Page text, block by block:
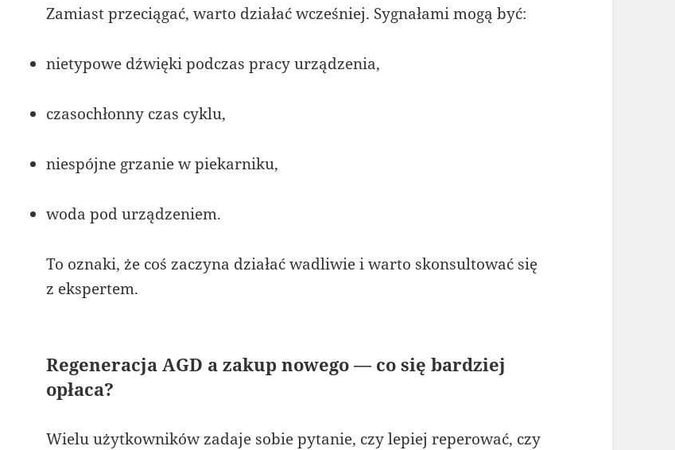
Zamiast przeciągać, warto działać wcześniej. Sygnałami mogą być:
nietypowe dźwięki podczas pracy urządzenia,
czasochłonny czas cyklu,
niespójne grzanie w piekarniku,
woda pod urządzeniem.
To oznaki, że coś zaczyna działać wadliwie i warto skonsultować się
z ekspertem.
Regeneracja AGD a zakup nowego — co się bardziej
opłaca?
Wielu użytkowników zadaje sobie pytanie, czy lepiej reperować, czy